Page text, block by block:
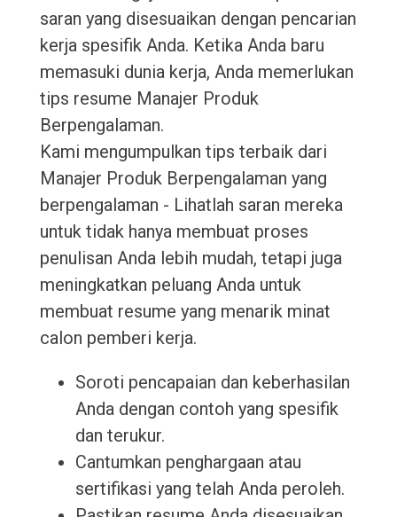
saran yang disesuaikan dengan pencarian
kerja spesifik Anda. Ketika Anda baru
memasuki dunia kerja, Anda memerlukan
tips resume Manajer Produk
Berpengalaman.
Kami mengumpulkan tips terbaik dari
Manajer Produk Berpengalaman yang
berpengalaman - Lihatlah saran mereka
untuk tidak hanya membuat proses
penulisan Anda lebih mudah, tetapi juga
meningkatkan peluang Anda untuk
membuat resume yang menarik minat
calon pemberi kerja.
Soroti pencapaian dan keberhasilan
Anda dengan contoh yang spesifik
dan terukur.
Cantumkan penghargaan atau
sertifikasi yang telah Anda peroleh.